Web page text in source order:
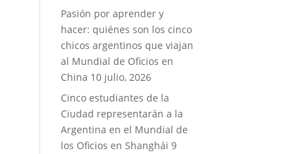
Pasión por aprender y
hacer: quiénes son los cinco
chicos argentinos que viajan
al Mundial de Oficios en
China 10 julio, 2026
Cinco estudiantes de la
Ciudad representarán a la
Argentina en el Mundial de
los Oficios en Shanghái 9